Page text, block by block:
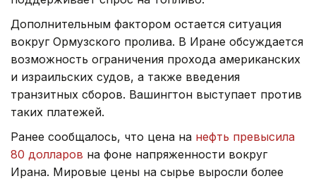
Дополнительным фактором остается ситуация
вокруг Ормузского пролива. В Иране обсуждается
возможность ограничения прохода американских
и израильских судов, а также введения
транзитных сборов. Вашингтон выступает против
таких платежей.
Ранее сообщалось, что цена на нефть превысила
80 долларов на фоне напряженности вокруг
Ирана. Мировые цены на сырье выросли более